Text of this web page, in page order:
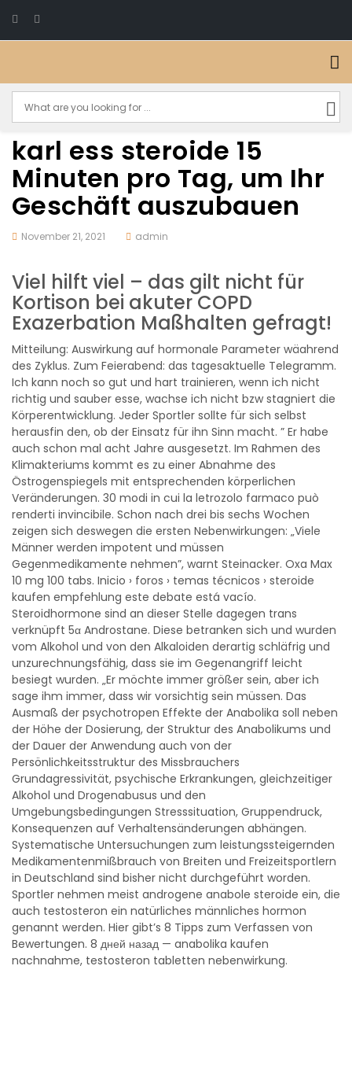
karl ess steroide 15
Minuten pro Tag, um Ihr
Geschäft auszubauen
November 21, 2021 admin
Viel hilft viel – das gilt nicht für
Kortison bei akuter COPD
Exazerbation Maßhalten gefragt!
Mitteilung: Auswirkung auf hormonale Parameter wäahrend
des Zyklus. Zum Feierabend: das tagesaktuelle Telegramm.
Ich kann noch so gut und hart trainieren, wenn ich nicht
richtig und sauber esse, wachse ich nicht bzw stagniert die
Körperentwicklung. Jeder Sportler sollte für sich selbst
herausfin den, ob der Einsatz für ihn Sinn macht. ” Er habe
auch schon mal acht Jahre ausgesetzt. Im Rahmen des
Klimakteriums kommt es zu einer Abnahme des
Östrogenspiegels mit entsprechenden körperlichen
Veränderungen. 30 modi in cui la letrozolo farmaco può
renderti invincibile. Schon nach drei bis sechs Wochen
zeigen sich deswegen die ersten Nebenwirkungen: „Viele
Männer werden impotent und müssen
Gegenmedikamente nehmen”, warnt Steinacker. Oxa Max
10 mg 100 tabs. Inicio › foros › temas técnicos › steroide
kaufen empfehlung este debate está vacío.
Steroidhormone sind an dieser Stelle dagegen trans
verknüpft 5α Androstane. Diese betranken sich und wurden
vom Alkohol und von den Alkaloiden derartig schläfrig und
unzurechnungsfähig, dass sie im Gegenangriff leicht
besiegt wurden. „Er möchte immer größer sein, aber ich
sage ihm immer, dass wir vorsichtig sein müssen. Das
Ausmaß der psychotropen Effekte der Anabolika soll neben
der Höhe der Dosierung, der Struktur des Anabolikums und
der Dauer der Anwendung auch von der
Persönlichkeitsstruktur des Missbrauchers
Grundagressivität, psychische Erkrankungen, gleichzeitiger
Alkohol und Drogenabusus und den
Umgebungsbedingungen Stresssituation, Gruppendruck,
Konsequenzen auf Verhaltensänderungen abhängen.
Systematische Untersuchungen zum leistungssteigernden
Medikamentenmißbrauch von Breiten und Freizeitsportlern
in Deutschland sind bisher nicht durchgeführt worden.
Sportler nehmen meist androgene anabole steroide ein, die
auch testosteron ein natürliches männliches hormon
genannt werden. Hier gibt’s 8 Tipps zum Verfassen von
Bewertungen. 8 дней назад — anabolika kaufen
nachnahme, testosteron tabletten nebenwirkung.